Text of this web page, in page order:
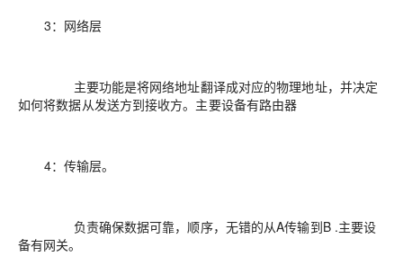
3：网络层
主要功能是将网络地址翻译成对应的物理地址，并决定
如何将数据从发送方到接收方。主要设备有路由器
4：传输层。
负责确保数据可靠，顺序，无错的从A传输到B .主要设
备有网关。